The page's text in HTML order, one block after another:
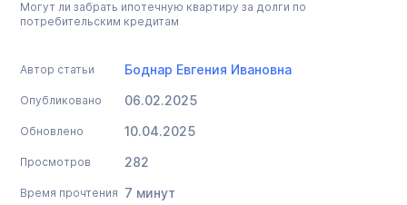
Могут ли забрать ипотечную квартиру за долги по
потребительским кредитам
Автор статьи Боднар Евгения Ивановна
Опубликовано 06.02.2025
Обновлено 10.04.2025
Просмотров 282
Время прочтения 7 минут